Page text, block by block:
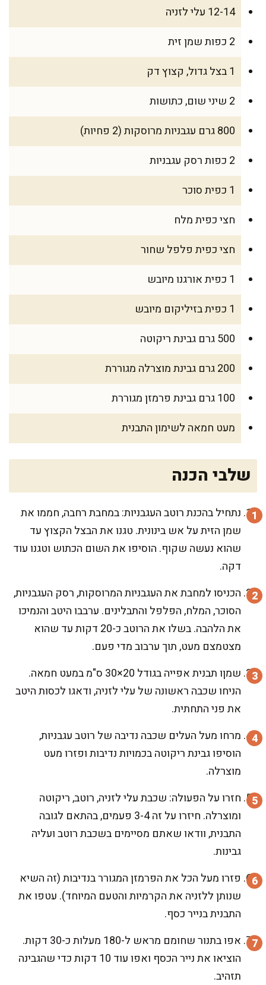
12-14 עלי לזניה
2 כפות שמן זית
1 בצל גדול, קצוץ דק
2 שיני שום, כתושות
800 גרם עגבניות מרוסקות (2 פחיות)
2 כפות רסק עגבניות
1 כפית סוכר
חצי כפית מלח
חצי כפית פלפל שחור
1 כפית אורגנו מיובש
1 כפית בזיליקום מיובש
500 גרם גבינת ריקוטה
200 גרם גבינת מוצרלה מגוררת
100 גרם גבינת פרמזן מגוררת
מעט חמאה לשימון התבנית
שלבי הכנה
נתחיל בהכנת רוטב העגבניות: במחבת רחבה, חממו את
שמן הזית על אש בינונית. טגנו את הבצל הקצוץ עד
שהוא נעשה שקוף. הוסיפו את השום הכתוש וטגנו עוד
דקה.
הכניסו למחבת את העגבניות המרוסקות, רסק העגבניות,
הסוכר, המלח, הפלפל והתבלינים. ערבבו היטב והנמיכו
את הלהבה. בשלו את הרוטב כ-20 דקות עד שהוא
מצטמצם מעט, תוך ערבוב מדי פעם.
שמןו תבנית אפייה בגודל 20×30 ס"מ במעט חמאה.
הניחו שכבה ראשונה של עלי לזניה, ודאגו לכסות היטב
את פני התחתית.
מרחו מעל העלים שכבה נדיבה של רוטב עגבניות,
הוסיפו גבינת ריקוטה בכמויות נדיבות ופזרו מעט
מוצרלה.
חזרו על הפעולה: שכבת עלי לזניה, רוטב, ריקוטה
ומוצרלה. חיזרו על זה 3-4 פעמים, בהתאם לגובה
התבנית, וודאו שאתם מסיימים בשכבת רוטב ועליה
גבינות.
פזרו מעל הכל את הפרמזן המגורר בנדיבות (זה השיא
שנותן ללזניה את הקרמיות והטעם המיוחד). עטפו את
התבנית בנייר כסף.
אפו בתנור שחומם מראש ל-180 מעלות כ-30 דקות.
הוציאו את נייר הכסף ואפו עוד 10 דקות כדי שהגבינה
תזהיב.